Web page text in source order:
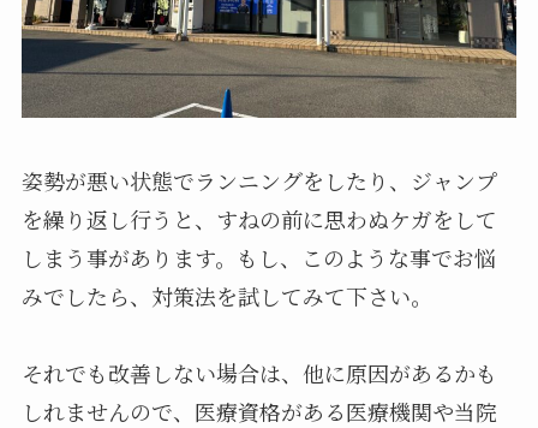
姿勢が悪い状態でランニングをしたり、ジャンプ
を繰り返し行うと、すねの前に思わぬケガをして
しまう事があります。もし、このような事でお悩
みでしたら、対策法を試してみて下さい。
それでも改善しない場合は、他に原因があるかも
しれませんので、医療資格がある医療機関や当院